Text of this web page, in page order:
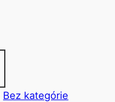
Bez kategórie